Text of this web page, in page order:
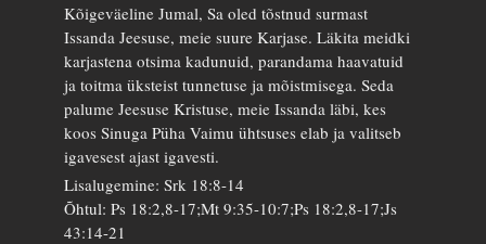
Kõigeväeline Jumal, Sa oled tõstnud surmast
Issanda Jeesuse, meie suure Karjase. Läkita meidki
karjastena otsima kadunuid, parandama haavatuid
ja toitma üksteist tunnetuse ja mõistmisega. Seda
palume Jeesuse Kristuse, meie Issanda läbi, kes
koos Sinuga Püha Vaimu ühtsuses elab ja valitseb
igavesest ajast igavesti.
Lisalugemine: Srk 18:8-14
Õhtul: Ps 18:2,8-17;Mt 9:35-10:7;Ps 18:2,8-17;Js
43:14-21